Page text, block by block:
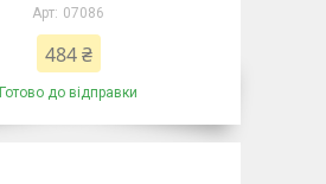
07086
484 ₴
Готово до відправки